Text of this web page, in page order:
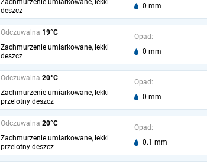
Zachmurzenie umiarkowane, lekki
deszcz
0 mm
Odczuwalna 19°C
Zachmurzenie umiarkowane, lekki
deszcz
Opad:
0 mm
Odczuwalna 20°C
Zachmurzenie umiarkowane, lekki
przelotny deszcz
Opad:
0 mm
Odczuwalna 20°C
Zachmurzenie umiarkowane, lekki
przelotny deszcz
Opad:
0.1 mm